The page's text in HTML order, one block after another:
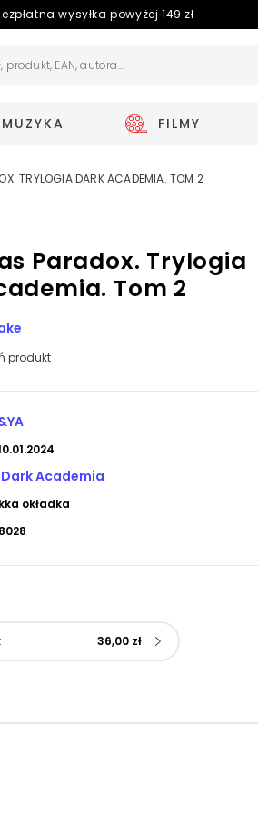
wysyłka powyżej 149 zł
MUZYKA FILMY
TRYLOGIA DARK ACADEMIA. TOM 2
Paradox. Trylogia
Tom 2
produkt
Academia
okładka
36,00 zł